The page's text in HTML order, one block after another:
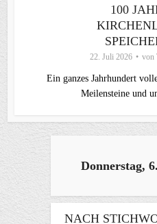
100
22. Juli 2026 von
Ein ganzes Jahrhundert
Meilensteine und
Donnerstag,
NACH